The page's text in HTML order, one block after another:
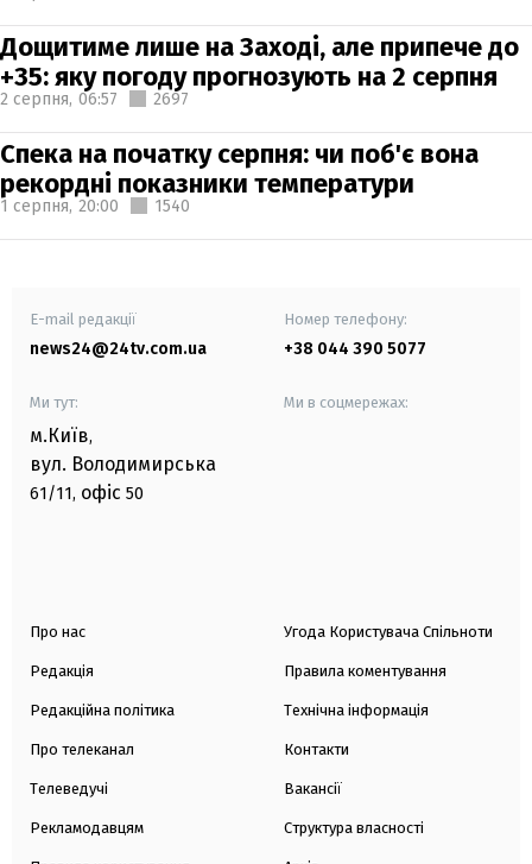
Дощитиме лише на Заході, але припече до
+35: яку погоду прогнозують на 2 серпня
2 серпня, 06:57 2697
Спека на початку серпня: чи поб'є вона
рекордні показники температури
1 серпня, 20:00 1540
E-mail редакції
news24@24tv.com.ua
Номер телефону:
+38 044 390 5077
Ми тут:
м.Київ,
вул. Володимирська
61/11, офіс 50
Ми в соцмережах:
Про нас
Редакція
Редакційна політика
Про телеканал
Телеведучі
Рекламодавцям
Угода Користувача Спільноти
Правила коментування
Технічна інформація
Контакти
Вакансії
Структура власності